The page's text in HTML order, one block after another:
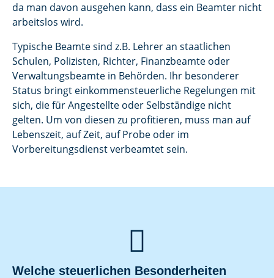
da man davon ausgehen kann, dass ein Beamter nicht
arbeitslos wird.
Typische Beamte sind z.B. Lehrer an staatlichen
Schulen, Polizisten, Richter, Finanzbeamte oder
Verwaltungsbeamte in Behörden. Ihr besonderer
Status bringt einkommensteuerliche Regelungen mit
sich, die für Angestellte oder Selbständige nicht
gelten. Um von diesen zu profitieren, muss man auf
Lebenszeit, auf Zeit, auf Probe oder im
Vorbereitungsdienst verbeamtet sein.

Welche steuerlichen Besonderheiten